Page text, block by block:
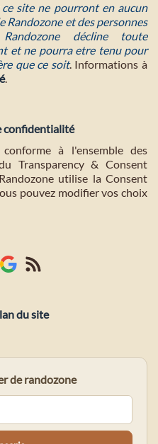
site ne pourront en aucun
Randozone et des personnes
décline toute
et ne pourra etre tenu pour
que ce soit. Informations à
.
confidentialité
à l'ensemble des
Transparency & Consent
utilise la Consent
pouvez modifier vos choix
du site
de randozone